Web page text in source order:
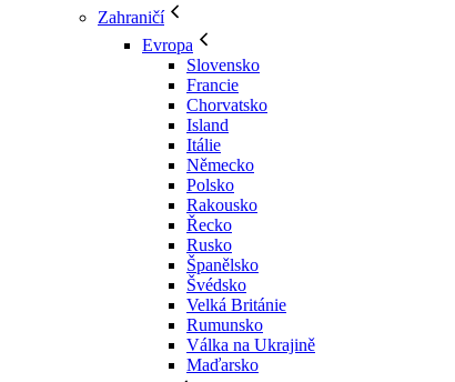
Zahraničí
Evropa
Slovensko
Francie
Chorvatsko
Island
Itálie
Německo
Polsko
Rakousko
Řecko
Rusko
Španělsko
Švédsko
Velká Británie
Rumunsko
Válka na Ukrajině
Maďarsko